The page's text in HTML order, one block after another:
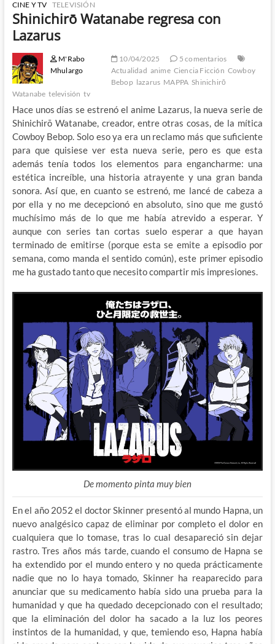
CINE Y TV TELEVISIÓN
Shinichirō Watanabe regresa con
Lazarus
M'Rabo
Mhulargo
10/04/2025
5 comentarios
Actualidad anime Ciencia Ficción Cowboy
Bebop lazarus MAPPA Shinichirō
Watanabe televisión tv
Hace unos días se estrenó el anime Lazarus, la nueva serie de
Shinichirō Watanabe, creador, entre otras cosas, de la mítica
Cowboy Bebop. Solo eso ya era un reclamo más que suficiente
para que quisiese ver esta nueva serie, pero es que esta
además tenía todos los elementos para engancharme: una
estética increíble, una historia atrayente y una gran banda
sonora. Así que, en cuanto se estrenó, me lancé de cabeza a
por ella y no me decepcionó en absoluto, sino que me gustó
muchísimo más de lo que me había atrevido a esperar. Y
aunque con series tan cortas suelo esperar a que hayan
terminado de emitirse (porque esta se emite a episodio por
semana, como manda el sentido común), este primer episodio
me ha gustado tanto que necesito compartir mis impresiones.
De momento pinta muy bien
En el año 2052 el doctor Skinner presentó al mundo Hapna, un
nuevo analgésico capaz de eliminar por completo el dolor en
cualquiera que lo tomase, tras lo cual desapareció sin dejar
rastro. Tres años más tarde, cuando el consumo de Hapna se
ha extendido por el mundo entero y no queda prácticamente
nadie que no lo haya tomado, Skinner ha reaparecido para
anunciar que su medicamento había sido una prueba para la
humanidad y que ha quedado decepcionado con el resultado;
que la eliminación del dolor ha sacado a la luz los peores
instintos de la humanidad, y que, temiendo eso, Hapna había